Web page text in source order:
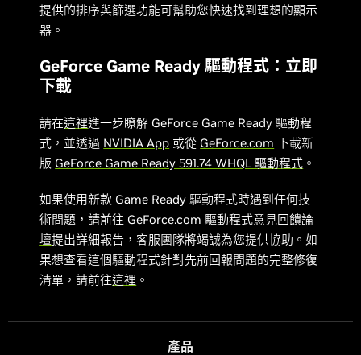
提供的排序與篩選功能可幫助您快速找到理想的顯示
器。
GeForce Game Ready 驅動程式：立即
下載
請在這裡進一步瞭解 GeForce Game Ready 驅動程
式，並透過 NVIDIA App 或從 GeForce.com 下載新
版 GeForce Game Ready 591.74 WHQL 驅動程式 。
如果使用新款 Game Ready 驅動程式時遇到任何技
術問題，請前往 GeForce.com 驅動程式意見回饋論
壇提出詳細報告，客服團隊將竭誠為您提供協助。如
果想查看這個驅動程式針對先前回報問題的完整修復
清單，請前往這裡 。
產品